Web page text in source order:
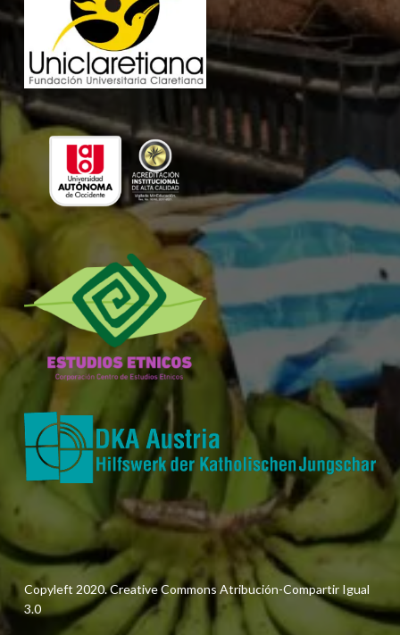
Copyleft 2020. Creative Commons Atribución-Compartir Igual
3.0